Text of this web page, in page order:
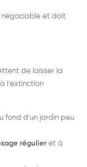
négociable et doit
de laisser la
l'extinction
fond d'un jardin peu
régulier et à